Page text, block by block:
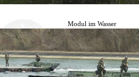
Modul im Wasser